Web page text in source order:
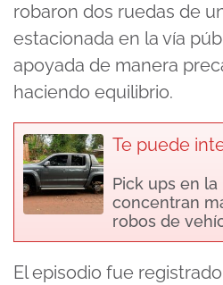
robaron dos ruedas de
estacionada en la vía
apoyada de manera
haciendo equilibrio.
Te puede
Pick ups en la
concentran
robos de
El episodio fue